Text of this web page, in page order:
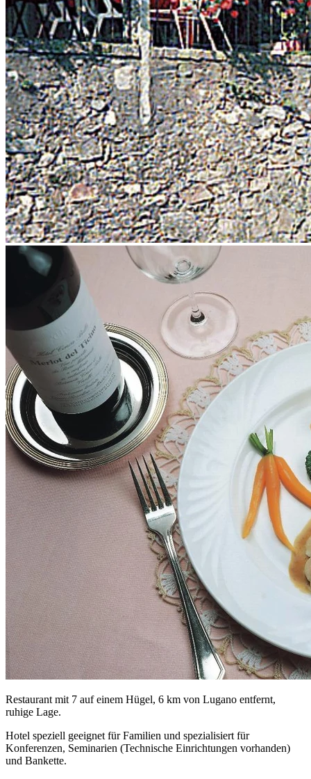
Restaurant mit 7 auf einem Hügel, 6 km von Lugano entfernt,
ruhige Lage.
Hotel speziell geeignet für Familien und spezialisiert für
Konferenzen, Seminarien (Technische Einrichtungen vorhanden)
und Bankette.